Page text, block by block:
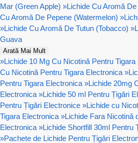
Mar (Green Apple) »Lichide Cu Aromă
Cu Aromă De Pepene (Watermelon) »
»Lichide Cu Aromă De Tutun (Tobacco) »
Guava
Arată Mai Mult
»Lichide 10 Mg Cu Nicotină Pentru
Cu Nicotină Pentru Tigara Electronica »
Pentru Tigara Electronica »Lichide 20mg
Electronica »Lichide 50 ml Pentru Țigări
Pentru Țigări Electronice »Lichide cu
Tigara Electronica »Lichide Fara Nicotină
Electronica »Lichide Shortfill 30ml Pentru
»Pachete de Lichide Pentru Țigări